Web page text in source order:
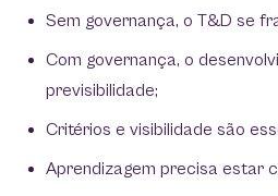
Sem governança, o T&D se
Com governança, o
previsibilidade;
Critérios e visibilidade são
Aprendizagem precisa estar